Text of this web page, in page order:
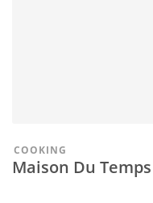
COOKING
Maison Du